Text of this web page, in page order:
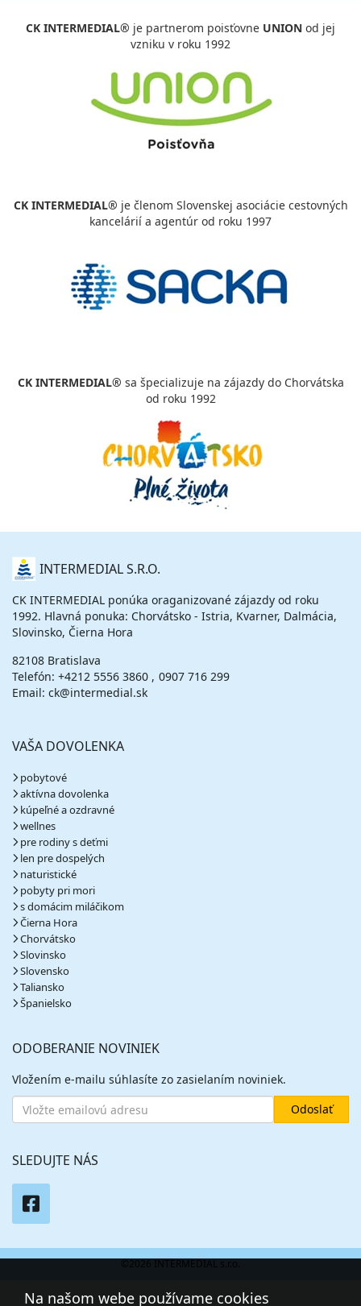
CK INTERMEDIAL® je partnerom poisťovne UNION od jej
vzniku v roku 1992
CK INTERMEDIAL® je členom Slovenskej asociácie cestovných
kancelárií a agentúr od roku 1997
CK INTERMEDIAL® sa špecializuje na zájazdy do Chorvátska
od roku 1992
O
NÁS INTERMEDIAL S.R.O.
CK INTERMEDIAL ponúka oraganizované zájazdy od roku
1992. Hlavná ponuka: Chorvátsko - Istria, Kvarner, Dalmácia,
Slovinsko, Čierna Hora
82108 Bratislava
Telefón: +4212 5556 3860
0907 716 299
Email: ck@intermedial.sk
VAŠA DOVOLENKA
pobytové
aktívna dovolenka
kúpeľné a ozdravné
wellnes
pre rodiny s deťmi
len pre dospelých
naturistické
pobyty pri mori
s domácim miláčikom
Čierna Hora
Chorvátsko
Slovinsko
Slovensko
Taliansko
Španielsko
ODOBERANIE NOVINIEK
Vložením e-mailu súhlasíte zo zasielaním noviniek.
SLEDUJTE NÁS
©2026 INTERMEDIAL s.r.o.
Na našom webe používame cookies